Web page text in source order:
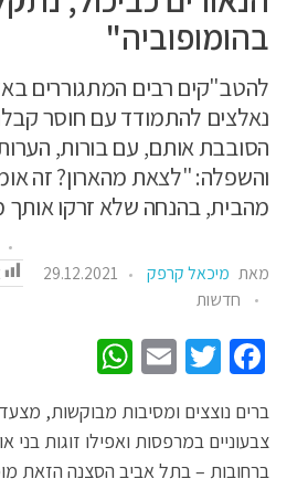
בהומופוביה"
להטב"קים רבים המתגוררים
נאלצים להתמודד עם חוסר
הסובבת אותם, עם בורות,
והשפלה: "לצאת מהארון? זה
מהבית, בהנחה שלא זרקו אותך
מאת מיכאל קרפק 29.12.2021
חדשות
Fa
b
o
T
tt
er
E
ail
at
sA
ברים נוצצים ומסיבות מבוקשות,
צבעוניים במרפסות ואפילו זוגות בני
ברחובות – בתל אביב הסצנה הזאת